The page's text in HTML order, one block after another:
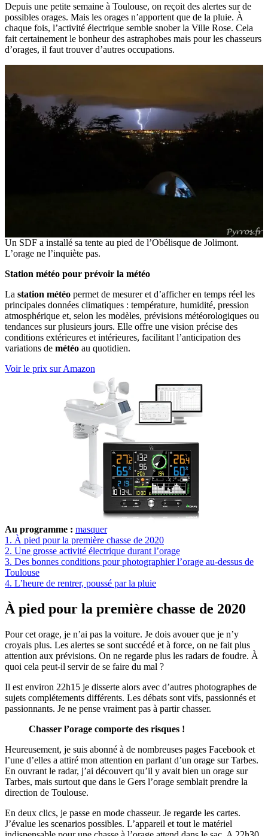
Depuis une petite semaine à Toulouse, on reçoit des alertes sur de
possibles orages. Mais les orages n’apportent que de la pluie. À
chaque fois, l’activité électrique semble snober la Ville Rose. Cela
fait certainement le bonheur des astraphobes mais pour les chasseurs
d’orages, il faut trouver d’autres occupations.
Un SDF a installé sa tente au pied de l’Obélisque de Jolimont.
L’orage ne l’inquiète pas.
Station météo pour prévoir la météo
La station météo permet de mesurer et d’afficher en temps réel les
principales données climatiques : température, humidité, pression
atmosphérique et, selon les modèles, prévisions météorologiques ou
tendances sur plusieurs jours. Elle offre une vision précise des
conditions extérieures et intérieures, facilitant l’anticipation des
variations de météo au quotidien.
Voir le prix sur Amazon
Au programme : masquer
1. À pied pour la première chasse de 2020
2. Une grosse activité électrique durant l’orage
3. Des bonnes conditions pour photographier l’orage au-dessus de
Toulouse
4. L’heure de rentrer, poussé par la pluie
À pied pour la première chasse de 2020
Pour cet orage, je n’ai pas la voiture. Je dois avouer que je n’y
croyais plus. Les alertes se sont succédé et à force, on ne fait plus
attention aux prévisions. On ne regarde plus les radars de foudre. À
quoi cela peut-il servir de se faire du mal ?
Il est environ 22h15 je disserte alors avec d’autres photographes de
sujets complétements différents. Les débats sont vifs, passionnés et
passionnants. Je ne pense vraiment pas à partir chasser.
Chasser l’orage comporte des risques !
Heureusement, je suis abonné à de nombreuses pages Facebook et
l’une d’elles a attiré mon attention en parlant d’un orage sur Tarbes.
En ouvrant le radar, j’ai découvert qu’il y avait bien un orage sur
Tarbes, mais surtout que dans le Gers l’orage semblait prendre la
direction de Toulouse.
En deux clics, je passe en mode chasseur. Je regarde les cartes.
J’évalue les scenarios possibles. L’appareil et tout le matériel